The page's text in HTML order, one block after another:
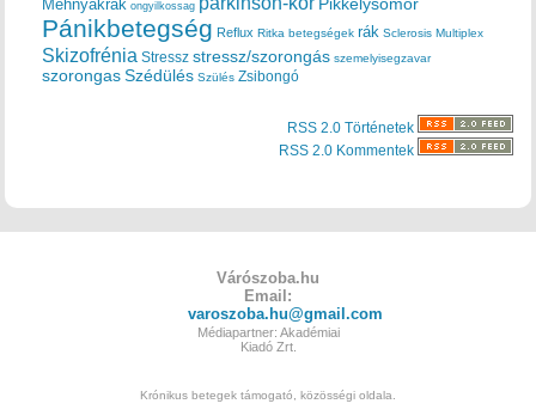
Méhnyakrák ongyilkossag Pikkelysömör
Pánikbetegség Reflux Ritka betegségek rák Sclerosis Multiplex
Skizofrénia Stressz stressz/szorongás szemelyisegzavar
szorongas Szédülés Szülés Zsibongó
RSS 2.0 Történetek
RSS 2.0 Kommentek
Várószoba.hu
Email:
varoszoba.hu@gmail.com
Médiapartner: Akadémiai
Kiadó Zrt.
Krónikus betegek támogató, közösségi oldala.